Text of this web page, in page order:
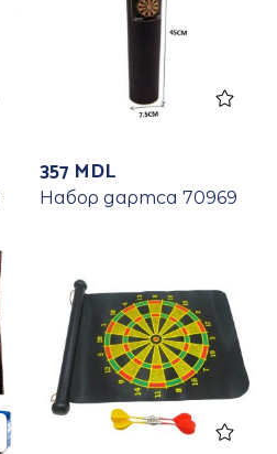
357 MDL
Набор дартса 70969